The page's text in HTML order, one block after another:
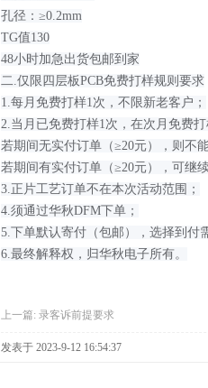
孔径：≥0.2mm
TG值130
48小时加急出货包邮到家
二.仅限四层板PCB免费打样规则要求
1.每月免费打样1次，不限新老客户；
2.当月已免费打样1次，在次月免费打
若期间无实付订单（≥20元），则不
若期间有实付订单（≥20元），可继
3.正片工艺订单不在本次活动范围；
4.须通过华秋DFM下单；
5.下单默认寄付（包邮），选择到付
6.最终解释权，归华秋电子所有。
上一篇: 录客诉前提要求
发表于 2023-9-12 16:54:37